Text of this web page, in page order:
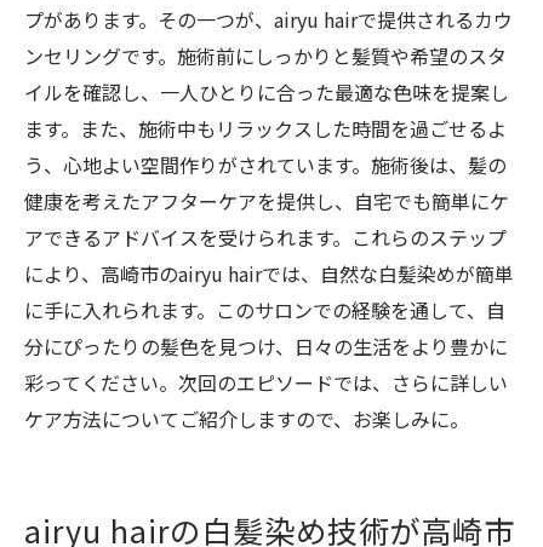
airyu hairで見つける、理想の自分
プがあります。その一つが、airyu hairで提供されるカウ
ンセリングです。施術前にしっかりと髪質や希望のスタ
イルを確認し、一人ひとりに合った最適な色味を提案し
ます。また、施術中もリラックスした時間を過ごせるよ
う、心地よい空間作りがされています。施術後は、髪の
健康を考えたアフターケアを提供し、自宅でも簡単にケ
アできるアドバイスを受けられます。これらのステップ
により、高崎市のairyu hairでは、自然な白髪染めが簡単
に手に入れられます。このサロンでの経験を通して、自
分にぴったりの髪色を見つけ、日々の生活をより豊かに
彩ってください。次回のエピソードでは、さらに詳しい
ケア方法についてご紹介しますので、お楽しみに。
airyu hairの白髪染め技術が高崎市